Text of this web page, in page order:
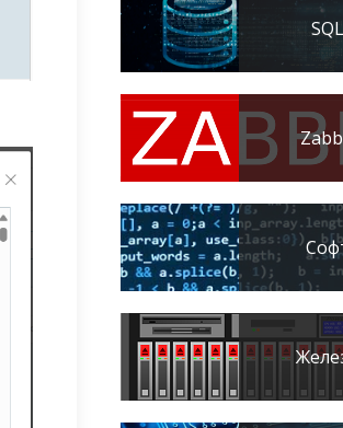
SQL